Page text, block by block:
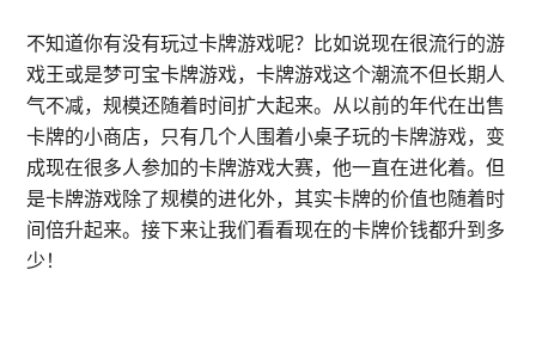
不知道你有没有玩过卡牌游戏呢？比如说现在很流行的游
戏王或是梦可宝卡牌游戏，卡牌游戏这个潮流不但长期人
气不减，规模还随着时间扩大起来。从以前的年代在出售
卡牌的小商店，只有几个人围着小桌子玩的卡牌游戏，变
成现在很多人参加的卡牌游戏大赛，他一直在进化着。但
是卡牌游戏除了规模的进化外，其实卡牌的价值也随着时
间倍升起来。接下来让我们看看现在的卡牌价钱都升到多
少！